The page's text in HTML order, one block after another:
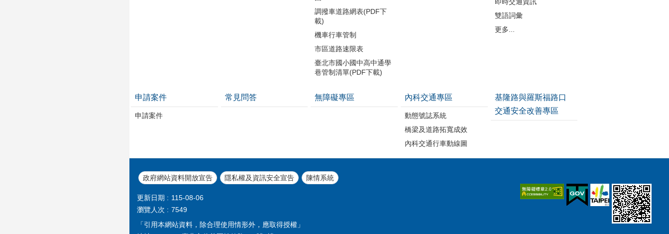
調撥車道路網表(PDF下
載)
機車行車管制
市區道路速限表
臺北市國小國中高中通學
巷管制清單(PDF下載)
雙語詞彙
更多...
申請案件
申請案件
常見問答 無障礙專區 內科交通專區
動態號誌系統
橋梁及道路拓寬成效
內科交通行車動線圖
基隆路與羅斯福路口
交通安全改善專區
政府網站資料開放宣告 隱私權及資訊安全宣告 陳情系統
更新日期
115-08-06
瀏覽人次
7549
「引用本網站資料，除合理使用情形外，應取得授權」